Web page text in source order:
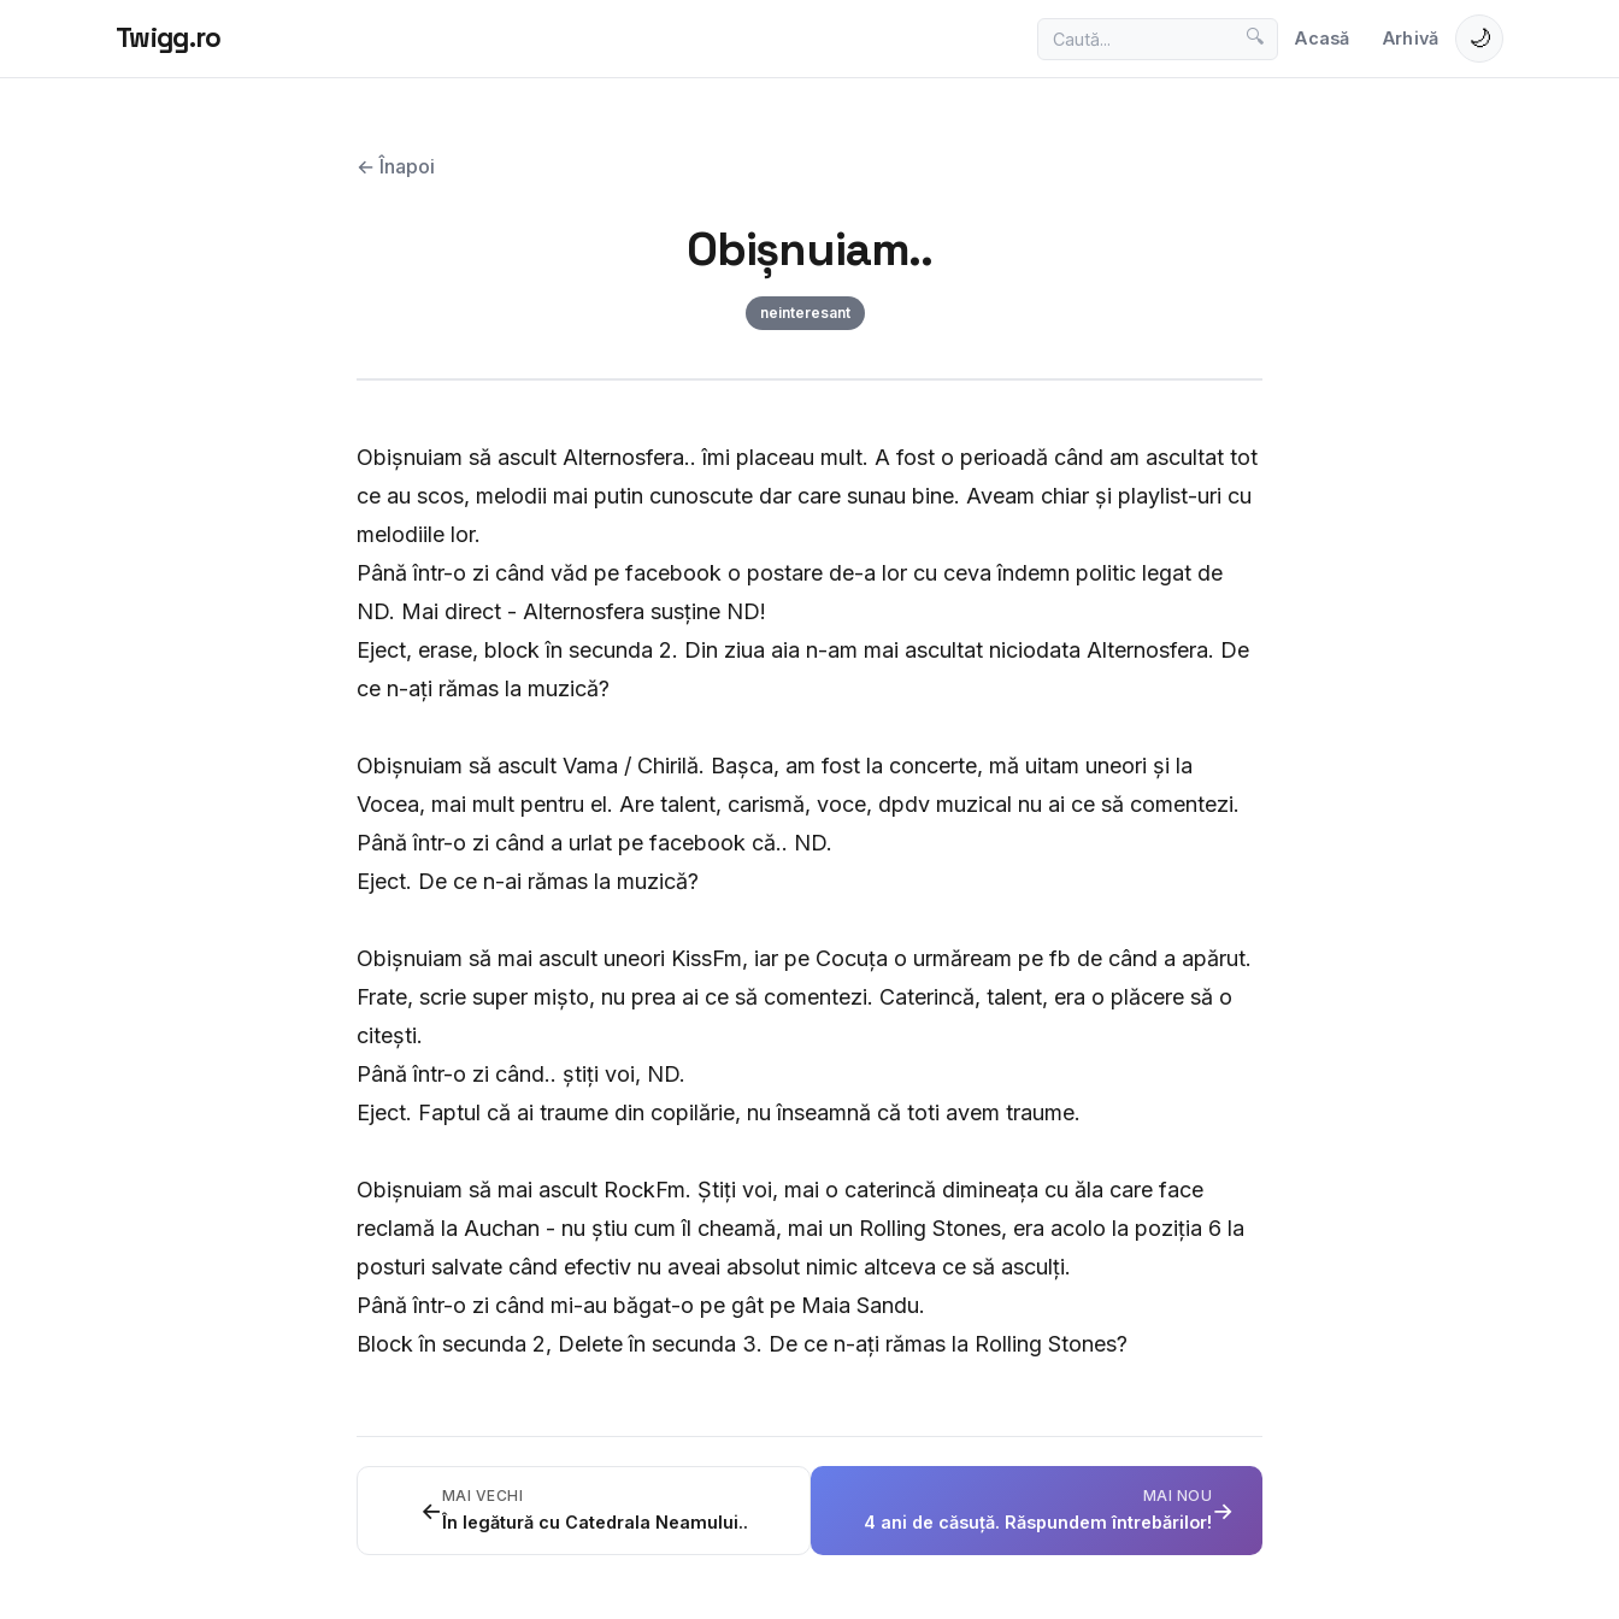
Twigg.ro 🔍 Acasă Arhivă 🌙
← Înapoi
Obișnuiam..
neinteresant
Obișnuiam să ascult Alternosfera.. îmi placeau mult. A fost o perioadă când am ascultat tot
ce au scos, melodii mai putin cunoscute dar care sunau bine. Aveam chiar și playlist-uri cu
melodiile lor.
Până într-o zi când văd pe facebook o postare de-a lor cu ceva îndemn politic legat de
ND. Mai direct - Alternosfera susține ND!
Eject, erase, block în secunda 2. Din ziua aia n-am mai ascultat niciodata Alternosfera. De
ce n-ați rămas la muzică?
Obișnuiam să ascult Vama / Chirilă. Bașca, am fost la concerte, mă uitam uneori și la
Vocea, mai mult pentru el. Are talent, carismă, voce, dpdv muzical nu ai ce să comentezi.
Până într-o zi când a urlat pe facebook că.. ND.
Eject. De ce n-ai rămas la muzică?
Obișnuiam să mai ascult uneori KissFm, iar pe Cocuța o urmăream pe fb de când a apărut.
Frate, scrie super mișto, nu prea ai ce să comentezi. Caterincă, talent, era o plăcere să o
citești.
Până într-o zi când.. știți voi, ND.
Eject. Faptul că ai traume din copilărie, nu înseamnă că toti avem traume.
Obișnuiam să mai ascult RockFm. Știți voi, mai o caterincă dimineața cu ăla care face
reclamă la Auchan - nu știu cum îl cheamă, mai un Rolling Stones, era acolo la poziția 6 la
posturi salvate când efectiv nu aveai absolut nimic altceva ce să asculți.
Până într-o zi când mi-au băgat-o pe gât pe Maia Sandu.
Block în secunda 2, Delete în secunda 3. De ce n-ați rămas la Rolling Stones?
←
MAI VECHI
În legătură cu Catedrala Neamului..
MAI NOU
4 ani de căsuță. Răspundem întrebărilor!→